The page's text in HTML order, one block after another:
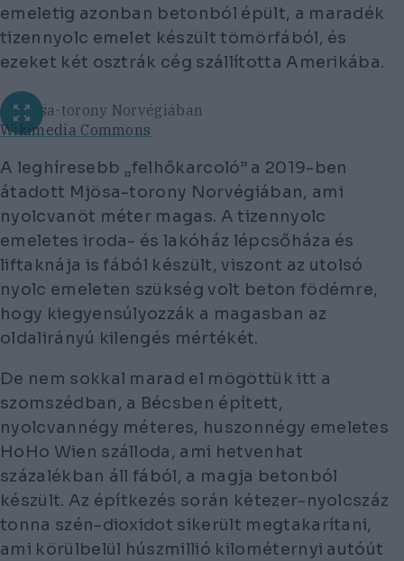
emeletig azonban betonból épült, a maradék
tizennyolc emelet készült tömörfából, és
ezeket két osztrák cég szállította Amerikába.
A Mjösa-torony Norvégiában
Wikimedia Commons
A leghíresebb „felhőkarcoló” a 2019-ben
átadott Mjösa-torony Norvégiában, ami
nyolcvanöt méter magas. A tizennyolc
emeletes iroda- és lakóház lépcsőháza és
liftaknája is fából készült, viszont az utolsó
nyolc emeleten szükség volt beton födémre,
hogy kiegyensúlyozzák a magasban az
oldalirányú kilengés mértékét.
De nem sokkal marad el mögöttük itt a
szomszédban, a Bécsben épített,
nyolcvannégy méteres, huszonnégy emeletes
HoHo Wien szálloda, ami hetvenhat
százalékban áll fából, a magja betonból
készült. Az építkezés során kétezer-nyolcszáz
tonna szén-dioxidot sikerült megtakarítani,
ami körülbelül húszmillió kilométernyi autóút